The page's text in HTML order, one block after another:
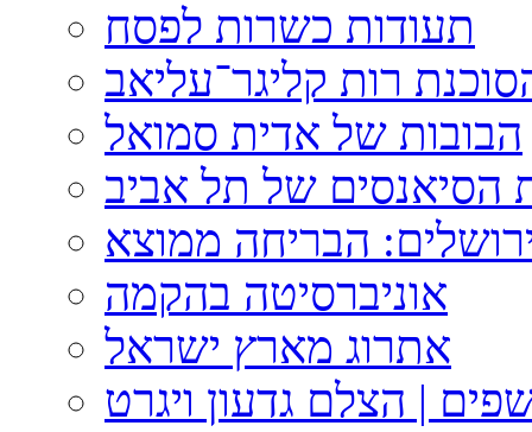
תעודות כשרות לפסח
רות קליגר־עליאב
הבובות של אדית סמואל
של תל אביב
הבריחה ממוצא
אוניברסיטה בהקמה
אתרוג מארץ ישראל
| הצלם גדעון ויגרט